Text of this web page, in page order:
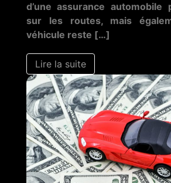
d’une assurance automobile
sur les routes, mais
véhicule reste […]
Lire la suite